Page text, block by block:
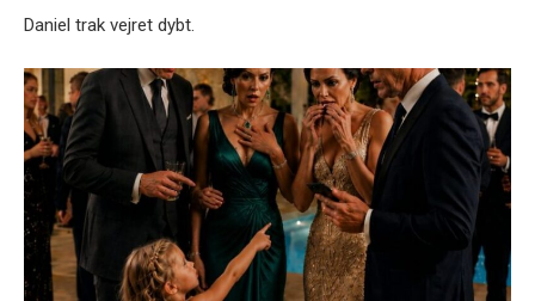
Daniel trak vejret dybt.